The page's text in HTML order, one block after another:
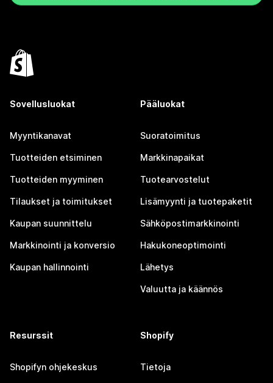
Sovellusluokat
Myyntikanavat
Tuotteiden etsiminen
Tuotteiden myyminen
Tilaukset ja toimitukset
Kaupan suunnittelu
Markkinointi ja konversio
Kaupan hallinnointi
Pääluokat
Suoratoimitus
Markkinapaikat
Tuotearvostelut
Lisämyynti ja tuotepaketit
Sähköpostimarkkinointi
Hakukoneoptimointi
Lähetys
Valuutta ja käännös
Resurssit
Shopifyn ohjekeskus
Shopify
Tietoja